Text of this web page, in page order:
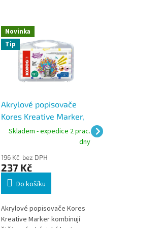
Novinka
Tip
Akrylové popisovače
Kores Kreative Marker,
oboustranný hrot 2 v 1
Skladem - expedice 2 prac.
dny
196 Kč bez DPH
237 Kč
Do košíku
Akrylové popisovače Kores
Kreative Marker kombinují
extra široký hrot